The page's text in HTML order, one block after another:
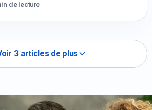
de lecture
3 articles de plus